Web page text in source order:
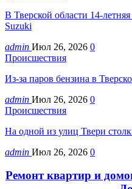
В Тверской области 14-
Suzuki
admin Июл 26, 2026 0
Происшествия
Из-за паров бензина в
admin Июл 26, 2026 0
Происшествия
На одной из улиц Твери
admin Июл 26, 2026 0
Ремонт квартир и